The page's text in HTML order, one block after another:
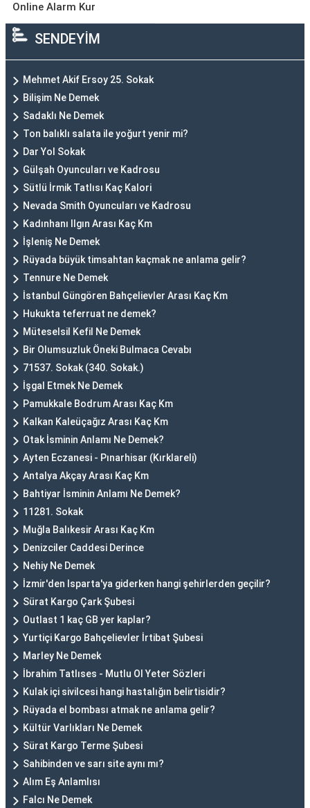
Online Alarm Kur
SENDEYİM
Mehmet Akif Ersoy 25. Sokak
Bilişim Ne Demek
Sadaklı Ne Demek
Ton balıklı salata ile yoğurt yenir mi?
Dar Yol Sokak
Gülşah Oyuncuları ve Kadrosu
Sütlü İrmik Tatlısı Kaç Kalori
Nevada Smith Oyuncuları ve Kadrosu
Kadınhanı Ilgın Arası Kaç Km
İşleniş Ne Demek
Rüyada büyük timsahtan kaçmak ne anlama gelir?
Tennure Ne Demek
İstanbul Güngören Bahçelievler Arası Kaç Km
Hukukta teferruat ne demek?
Müteselsil Kefil Ne Demek
Bir Olumsuzluk Öneki Bulmaca Cevabı
71537. Sokak (340. Sokak.)
İşgal Etmek Ne Demek
Pamukkale Bodrum Arası Kaç Km
Kalkan Kaleüçağız Arası Kaç Km
Otak İsminin Anlamı Ne Demek?
Ayten Eczanesi - Pınarhisar (Kırklareli)
Antalya Akçay Arası Kaç Km
Bahtiyar İsminin Anlamı Ne Demek?
11281. Sokak
Muğla Balıkesir Arası Kaç Km
Denizciler Caddesi Derince
Nehiy Ne Demek
İzmir'den Isparta'ya giderken hangi şehirlerden geçilir?
Sürat Kargo Çark Şubesi
Outlast 1 kaç GB yer kaplar?
Yurtiçi Kargo Bahçelievler İrtibat Şubesi
Marley Ne Demek
İbrahim Tatlıses - Mutlu Ol Yeter Sözleri
Kulak içi sivilcesi hangi hastalığın belirtisidir?
Rüyada el bombası atmak ne anlama gelir?
Kültür Varlıkları Ne Demek
Sürat Kargo Terme Şubesi
Sahibinden ve sarı site aynı mı?
Alım Eş Anlamlısı
Falcı Ne Demek